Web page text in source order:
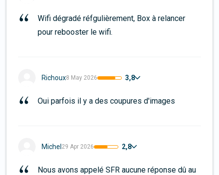
Wifi dégradé réfgulièrement, Box à relancer
pour rebooster le wifi.
Richoux8 May 2026 3,8
Oui parfois il y a des coupures d'images
Michel 29 Apr 2026 2,8
Nous avons appelé SFR aucune réponse dû au